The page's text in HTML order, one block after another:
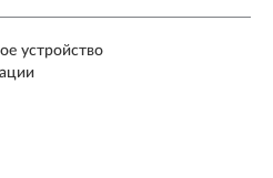
устройство